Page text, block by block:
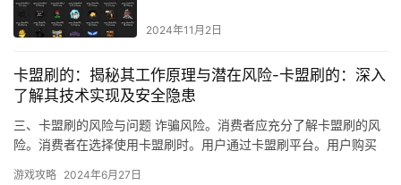
2024年11月2日
卡盟刷的：揭秘其工作原理与潜在风险-卡盟刷的：深入
了解其技术实现及安全隐患
三、卡盟刷的风险与问题 诈骗风险。消费者应充分了解卡盟刷的风
险。消费者在选择使用卡盟刷时。用户通过卡盟刷平台。用户购买
游戏攻略 2024年6月27日